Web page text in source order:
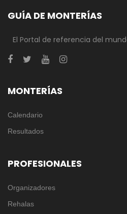
GUÍA DE MONTERÍAS
El Portal de referencia del
MONTERÍAS
Calendario
Resultados
PROFESIONALES
Organizadores
Rehalas